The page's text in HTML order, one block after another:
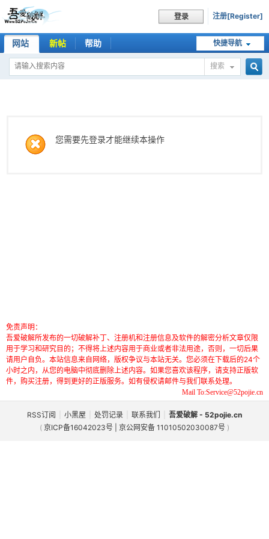
登录 注册[Register]
快捷导航
网站 新帖 帮助
搜索
您需要先登录才能继续本操作
免责声明：
吾爱破解所发布的一切破解补丁、注册机和注册信息及软件的解密分析文章仅限
用于学习和研究目的；不得将上述内容用于商业或者非法用途，否则，一切后果
请用户自负。本站信息来自网络，版权争议与本站无关。您必须在下载后的24个
小时之内，从您的电脑中彻底删除上述内容。如果您喜欢该程序，请支持正版软
件，购买注册，得到更好的正版服务。如有侵权请邮件与我们联系处理。
Mail To:Service@52pojie.cn
RSS订阅 小黑屋 处罚记录 联系我们
吾爱破解 - 52pojie.cn
( 京ICP备16042023号 | 京公网安备 11010502030087号 )